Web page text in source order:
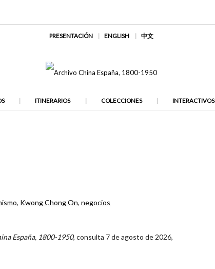
PRESENTACIÓN ENGLISH 中文
ITINERARIOS COLECCIONES INTERACTIVOS
, Kwong Chong On,negocios
España, 1800-1950, consulta 7 de agosto de 2026,